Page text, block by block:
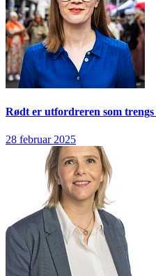
Rødt er utfordreren som trengs
28 februar 2025